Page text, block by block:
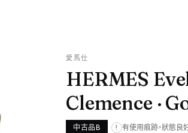
愛馬仕
HERMES
Clemence ·
中古品B ! 有使用痕跡，狀態良